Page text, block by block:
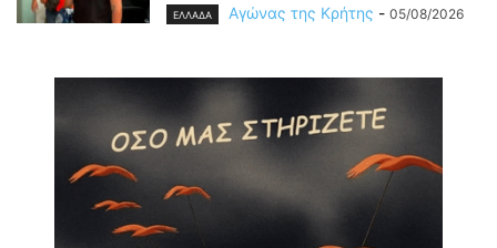
ΕΛΛΑΔΑ Αγώνας της Κρήτης - 05/08/2026